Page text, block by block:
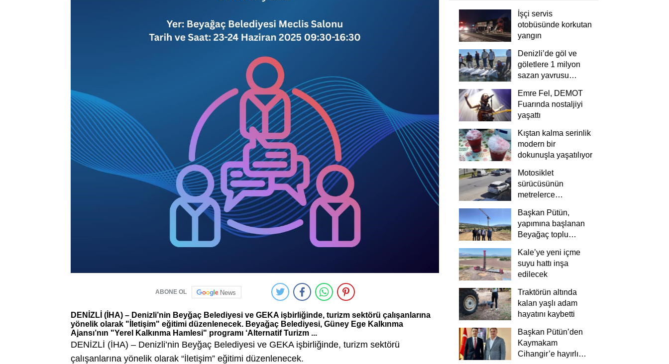
ABONE OL News
DENİZLİ (İHA) – Denizli’nin Beyğaç Belediyesi ve GEKA işbirliğinde, turizm sektörü çalışanlarına
yönelik olarak "İletişim" eğitimi düzenlenecek. Beyağaç Belediyesi, Güney Ege Kalkınma
Ajansı’nın "Yerel Kalkınma Hamlesi" programı ‘Alternatif Turizm ...
DENİZLİ (İHA) – Denizli’nin Beyğaç Belediyesi ve GEKA işbirliğinde, turizm sektörü
çalışanlarına yönelik olarak “İletişim” eğitimi düzenlenecek.
İşçi servis
otobüsünde korkutan
yangın
Denizli’de göl ve
göletlere 1 milyon
sazan yavrusu
Emre Fel, DEMOT
Fuarında nostaljiyi
yaşattı
Kıştan kalma serinlik
modern bir
dokunuşla yaşatılıyor
Motosiklet
sürücüsünün
metrelerce
güvenlik
kamerasında
Başkan Pütün,
yapımına başlanan
Beyağaç toplu
Kale’ye yeni içme
suyu hattı inşa
edilecek
Traktörün altında
kalan yaşlı adam
hayatını kaybetti
Başkan Pütün’den
Kaymakam
Cihangir’e hayırlı